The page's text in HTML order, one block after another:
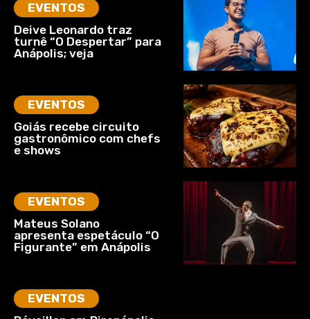
EVENTOS
Deive Leonardo traz
turnê “O Despertar” para
Anápolis; veja
EVENTOS
Goiás recebe circuito
gastronômico com chefs
e shows
EVENTOS
Mateus Solano
apresenta espetáculo “O
Figurante” em Anápolis
EVENTOS